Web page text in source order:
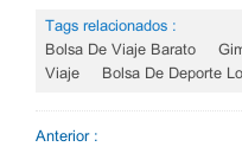
Tags relacionados :
Bolsa De Viaje Barato
Viaje
Bolsa De Deporte
Anterior :